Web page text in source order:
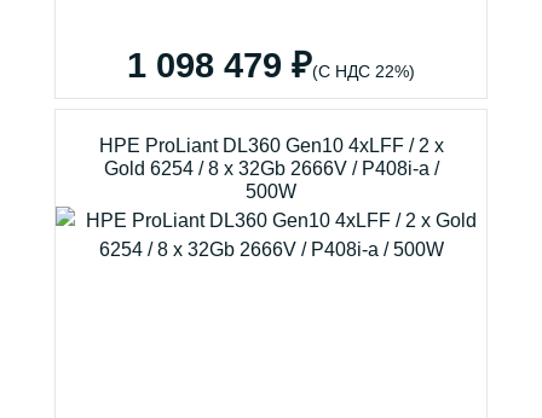
1 098 479 ₽(С НДС 22%)
HPE ProLiant DL360 Gen10 4xLFF / 2 x
Gold 6254 / 8 x 32Gb 2666V / P408i-a /
500W